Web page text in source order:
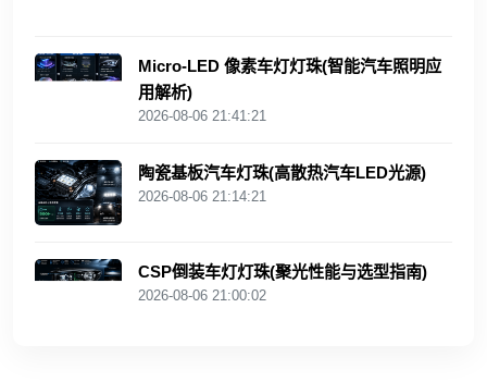
Micro-LED 像素车灯灯珠(智能汽车照明应
用解析)
2026-08-06 21:41:21
陶瓷基板汽车灯珠(高散热汽车LED光源)
2026-08-06 21:14:21
CSP倒装车灯灯珠(聚光性能与选型指南)
2026-08-06 21:00:02